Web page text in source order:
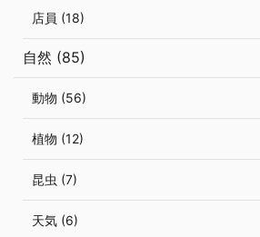
店員 (18)
自然 (85)
動物 (56)
植物 (12)
昆虫 (7)
天気 (6)